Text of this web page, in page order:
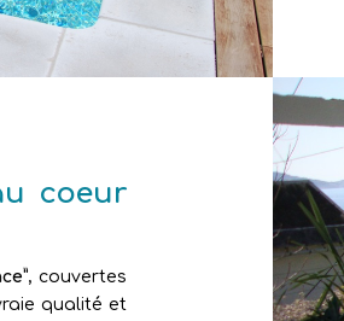
coeur
, couvertes
qualité et